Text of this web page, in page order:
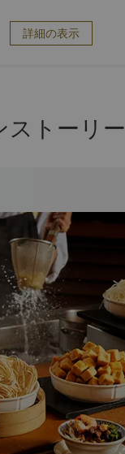
詳細の表示
ストーリー